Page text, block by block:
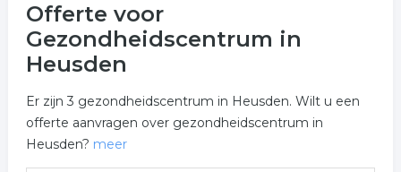
Offerte voor
Gezondheidscentrum in
Heusden
Er zijn 3 gezondheidscentrum in Heusden. Wilt u een
offerte aanvragen over gezondheidscentrum in
Heusden? meer